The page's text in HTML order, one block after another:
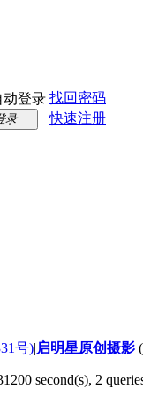
动登录 找回密码
录
快速注册
号)|启明星原创摄影
second(s), 2